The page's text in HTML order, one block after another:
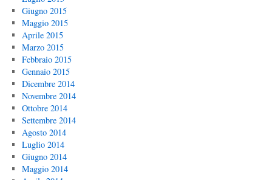
Giugno 2015
Maggio 2015
Aprile 2015
Marzo 2015
Febbraio 2015
Gennaio 2015
Dicembre 2014
Novembre 2014
Ottobre 2014
Settembre 2014
Agosto 2014
Luglio 2014
Giugno 2014
Maggio 2014